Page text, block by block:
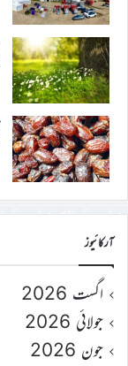
آرکائیوز
اگست 2026
جولائی 2026
جون 2026